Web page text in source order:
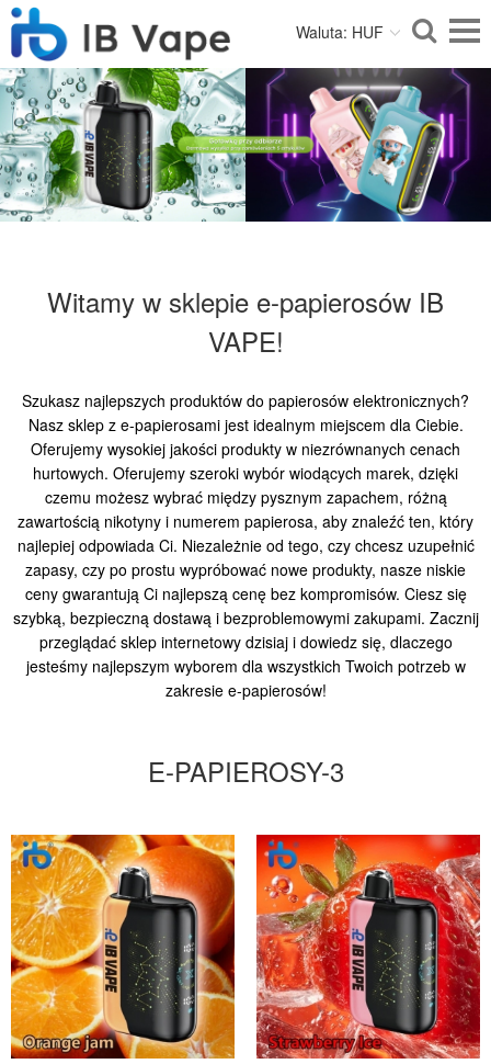
Waluta: HUF
Witamy w sklepie e-papierosów IB
VAPE!
Szukasz najlepszych produktów do papierosów elektronicznych?
Nasz sklep z e-papierosami jest idealnym miejscem dla Ciebie.
Oferujemy wysokiej jakości produkty w niezrównanych cenach
hurtowych. Oferujemy szeroki wybór wiodących marek, dzięki
czemu możesz wybrać między pysznym zapachem, różną
zawartością nikotyny i numerem papierosa, aby znaleźć ten, który
najlepiej odpowiada Ci. Niezależnie od tego, czy chcesz uzupełnić
zapasy, czy po prostu wypróbować nowe produkty, nasze niskie
ceny gwarantują Ci najlepszą cenę bez kompromisów. Ciesz się
szybką, bezpieczną dostawą i bezproblemowymi zakupami. Zacznij
przeglądać sklep internetowy dzisiaj i dowiedz się, dlaczego
jesteśmy najlepszym wyborem dla wszystkich Twoich potrzeb w
zakresie e-papierosów!
E-PAPIEROSY-3